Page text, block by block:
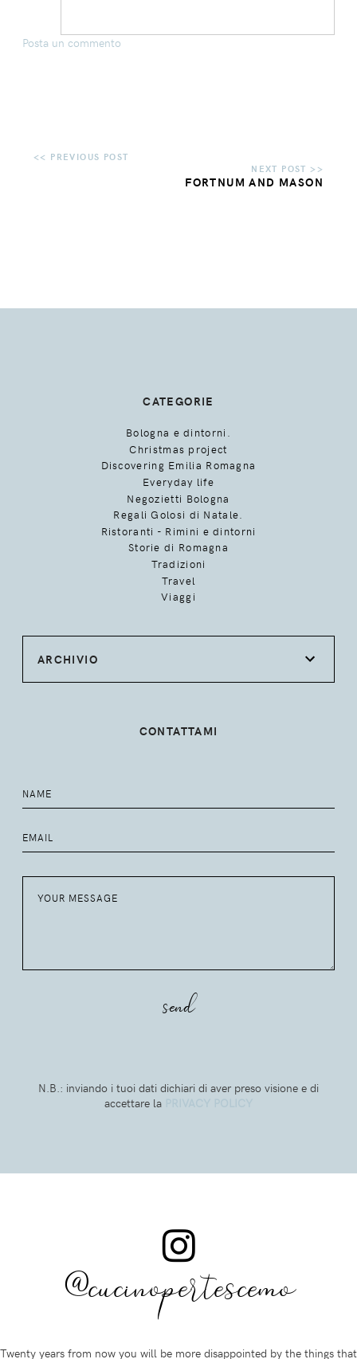
Posta un commento
FORTNUM AND MASON
CATEGORIE
Bologna e dintorni.
Christmas project
Discovering Emilia Romagna
Everyday life
Negozietti Bologna
Regali Golosi di Natale.
Ristoranti - Rimini e dintorni
Storie di Romagna
Tradizioni
Travel
Viaggi
ARCHIVIO
CONTATTAMI
N.B.: inviando i tuoi dati dichiari di aver preso visione e di
accettare la
@cucinopertescemo
Twenty years from now you will be more disappointed by the things that